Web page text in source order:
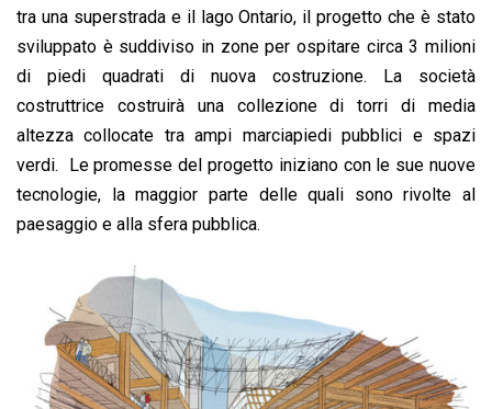
tra una superstrada e il lago Ontario, il progetto che è stato
sviluppato è suddiviso in zone per ospitare circa 3 milioni
di piedi quadrati di nuova costruzione. La società
costruttrice costruirà una collezione di torri di media
altezza collocate tra ampi marciapiedi pubblici e spazi
verdi. Le promesse del progetto iniziano con le sue nuove
tecnologie, la maggior parte delle quali sono rivolte al
paesaggio e alla sfera pubblica.